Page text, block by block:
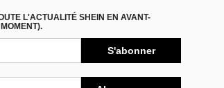
L'ACTUALITÉ SHEIN EN AVANT-
S'abonner